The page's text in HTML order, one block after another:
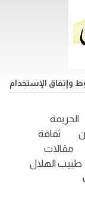
وإتفاق الإستخدام
الجريمة
ثقافة
مقالات
طبيب الهلال